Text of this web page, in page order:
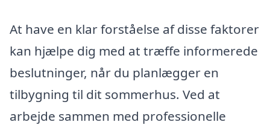
At have en klar forståelse af disse faktorer
kan hjælpe dig med at træffe informerede
beslutninger, når du planlægger en
tilbygning til dit sommerhus. Ved at
arbejde sammen med professionelle